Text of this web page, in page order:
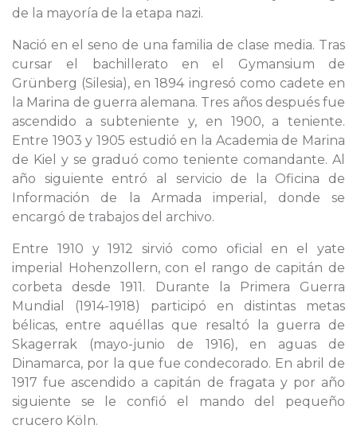
de la mayoría de la etapa nazi.
Nació en el seno de una familia de clase media. Tras
cursar el bachillerato en el Gymansium de
Grünberg (Silesia), en 1894 ingresó como cadete en
la Marina de guerra alemana. Tres años después fue
ascendido a subteniente y, en 1900, a teniente.
Entre 1903 y 1905 estudió en la Academia de Marina
de Kiel y se graduó como teniente comandante. Al
año siguiente entró al servicio de la Oficina de
Información de la Armada imperial, donde se
encargó de trabajos del archivo.
Entre 1910 y 1912 sirvió como oficial en el yate
imperial Hohenzollern, con el rango de capitán de
corbeta desde 1911. Durante la Primera Guerra
Mundial (1914-1918) participó en distintas metas
bélicas, entre aquéllas que resaltó la guerra de
Skagerrak (mayo-junio de 1916), en aguas de
Dinamarca, por la que fue condecorado. En abril de
1917 fue ascendido a capitán de fragata y por año
siguiente se le confió el mando del pequeño
crucero Köln.